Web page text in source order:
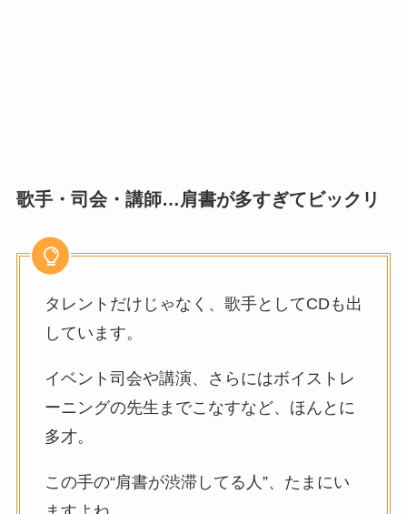
歌手・司会・講師…肩書が多すぎてビックリ
タレントだけじゃなく、歌手としてCDも出
しています。
イベント司会や講演、さらにはボイストレ
ーニングの先生までこなすなど、ほんとに
多才。
この手の“肩書が渋滞してる人”、たまにい